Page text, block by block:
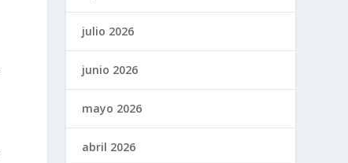
julio 2026
junio 2026
mayo 2026
abril 2026